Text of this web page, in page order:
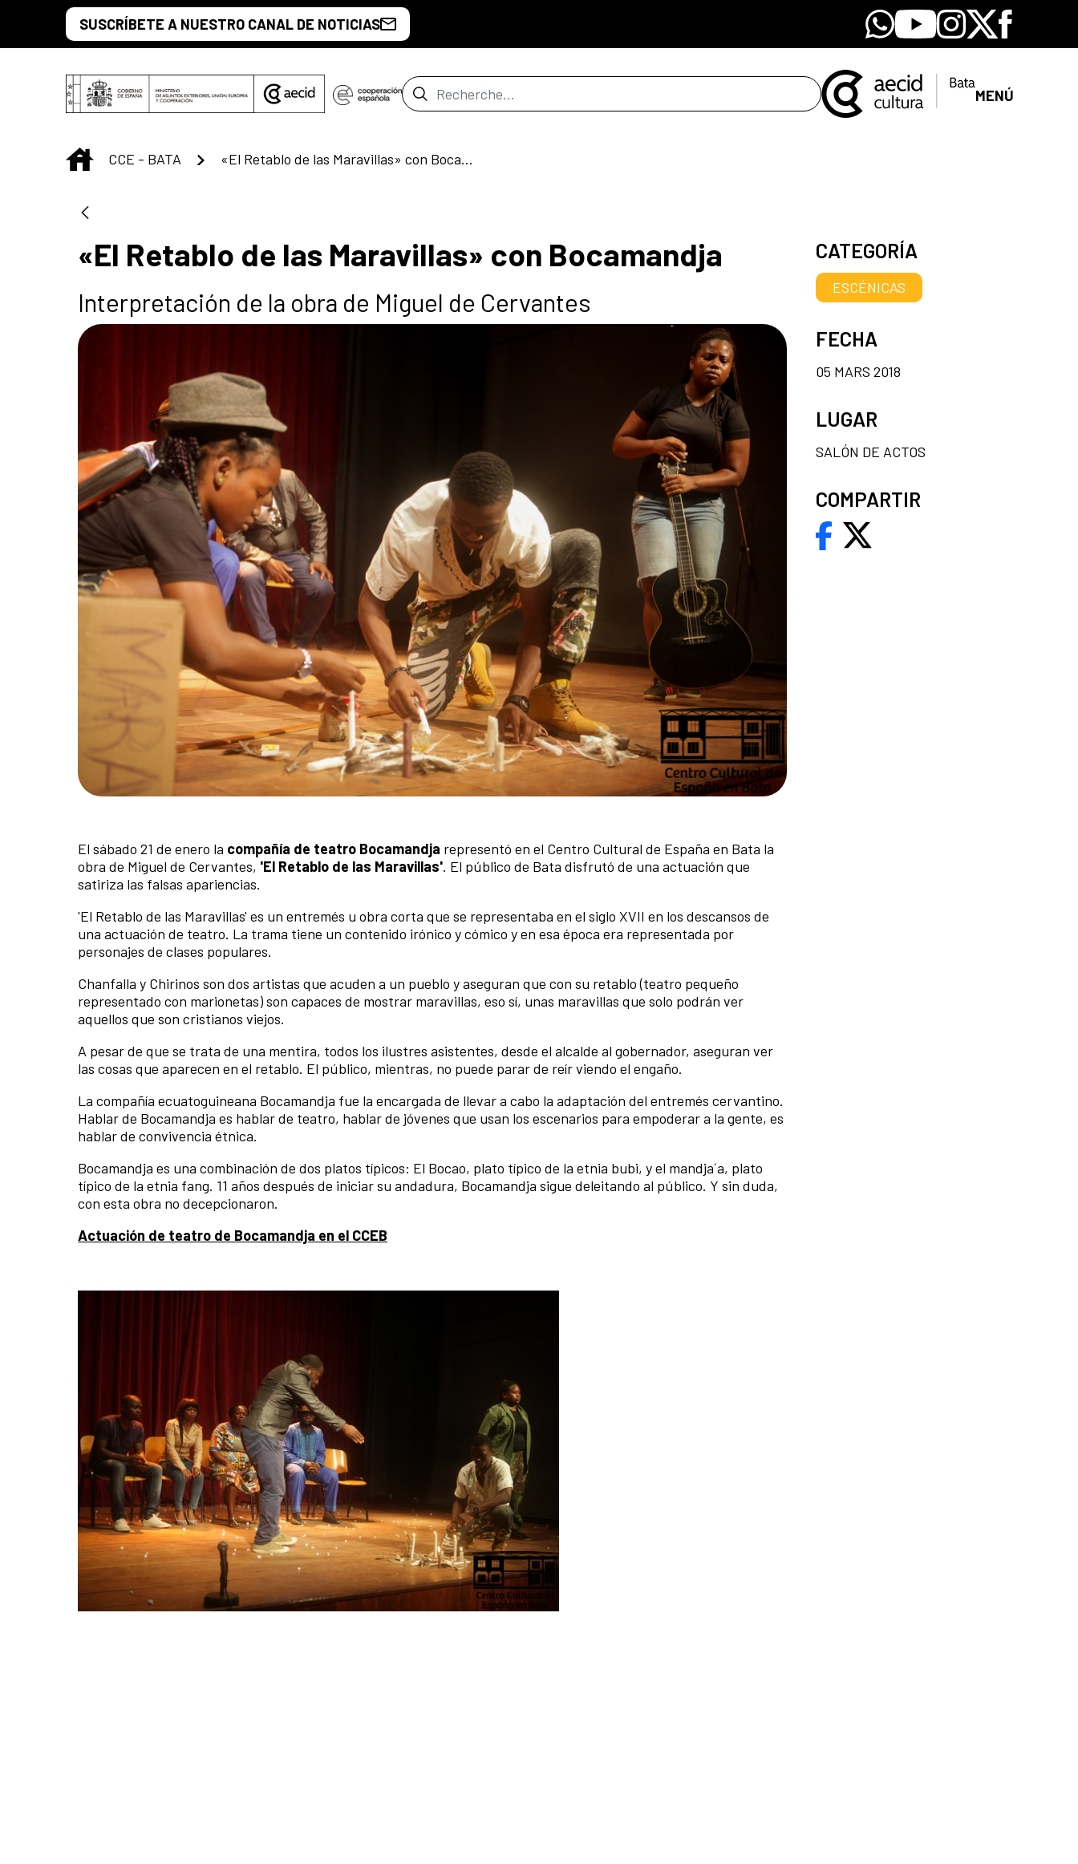
Saut au contenu principal
SUSCRÍBETE A NUESTRO CANAL DE NOTICIAS Whatsapp
YoutubeInstagram
X Facebook
Barre de recherche MENÚ
INICIO
CCE - BATA «El Retablo de las Maravillas» con Bocamandja
«El Retablo de las Maravillas» con Bocamandja
Interpretación de la obra de Miguel de Cervantes
El sábado 21 de enero la compañía de teatro Bocamandja representó en el Centro Cultural de España en Bata la
obra de Miguel de Cervantes, 'El Retablo de las Maravillas'. El público de Bata disfrutó de una actuación que
satiriza las falsas apariencias.
'El Retablo de las Maravillas' es un entremés u obra corta que se representaba en el siglo XVII en los descansos de
una actuación de teatro. La trama tiene un contenido irónico y cómico y en esa época era representada por
personajes de clases populares.
Chanfalla y Chirinos son dos artistas que acuden a un pueblo y aseguran que con su retablo (teatro pequeño
representado con marionetas) son capaces de mostrar maravillas, eso sí, unas maravillas que solo podrán ver
aquellos que son cristianos viejos.
A pesar de que se trata de una mentira, todos los ilustres asistentes, desde el alcalde al gobernador, aseguran ver
las cosas que aparecen en el retablo. El público, mientras, no puede parar de reír viendo el engaño.
La compañía ecuatoguineana Bocamandja fue la encargada de llevar a cabo la adaptación del entremés cervantino.
Hablar de Bocamandja es hablar de teatro, hablar de jóvenes que usan los escenarios para empoderar a la gente, es
hablar de convivencia étnica.
Bocamandja es una combinación de dos platos típicos: El Bocao, plato típico de la etnia bubi, y el mandja´a, plato
típico de la etnia fang. 11 años después de iniciar su andadura, Bocamandja sigue deleitando al público. Y sin duda,
con esta obra no decepcionaron.
Actuación de teatro de Bocamandja en el CCEB
CATEGORÍA
ESCÉNICAS
FECHA
05 MARS 2018
LUGAR
SALÓN DE ACTOS
COMPARTIR